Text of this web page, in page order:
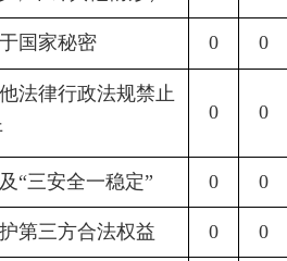
国家秘密 0 0
法律行政法规禁止
0 0
“三安全一稳定” 0 0
第三方合法权益 0 0